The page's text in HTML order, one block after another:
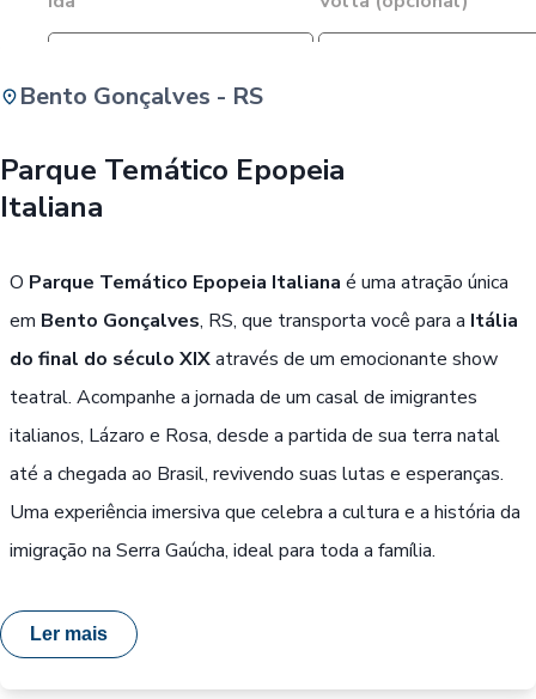
Bento Gonçalves - RS
Parque Temático Epopeia
Italiana
O Parque Temático Epopeia Italiana é uma atração única
em Bento Gonçalves, RS, que transporta você para a Itália
do final do século XIXatravés de um emocionante show
teatral. Acompanhe a jornada de um casal de imigrantes
italianos, Lázaro e Rosa, desde a partida de sua terra natal
até a chegada ao Brasil, revivendo suas lutas e esperanças.
Uma experiência imersiva que celebra a cultura e a história da
imigração na Serra Gaúcha, ideal para toda a família.
Ler mais